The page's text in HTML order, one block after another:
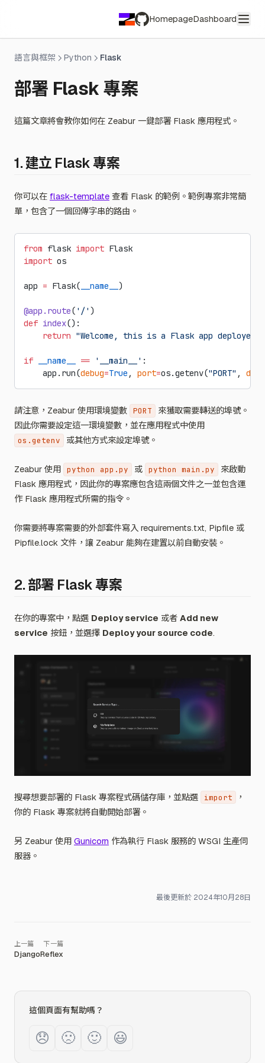
HomepageDashboard
語言與框架 Python Flask
部署 Flask 專案
這篇文章將會教你如何在 Zeabur 一鍵部署 Flask 應用程式。
1. 建立 Flask 專案
你可以在 flask-template 查看 Flask 的範例。範例專案非常簡
單，包含了一個回傳字串的路由。
from flask import Flask
import os
app = Flask( __name__ )
@app.route( '/' )
def index():
    return
"Welcome, this is a Flask app deployed
if __name__ == '__main__' :
    app.run(
debug=True , port=os.getenv("PORT" ,
請注意，Zeabur 使用環境變數 PORT
來獲取需要轉送的埠號。
因此你需要設定這一環境變數，並在應用程式中使用
os.getenv 或其他方式來設定埠號。
Zeabur 使用 python app.py 或 python main.py
來啟動
Flask 應用程式，因此你的專案應包含這兩個文件之一並包含運
作 Flask 應用程式所需的指令。
你需要將專案需要的外部套件寫入 requirements.txt, Pipfile 或
Pipfile.lock 文件，讓 Zeabur 能夠在建置以前自動安裝。
2. 部署 Flask 專案
在你的專案中，點選 Deploy service 或者 Add new
service 按鈕，並選擇 Deploy your source code.
搜尋想要部署的 Flask 專案程式碼儲存庫，並點選 import
，
你的 Flask 專案就將自動開始部署。
另 Zeabur 使用 Gunicorn 作為執行 Flask 服務的 WSGI 生產伺
服器。
最後更新於 2024年10月28日
DjangoReflex
這個頁面有幫助嗎？
😞 🙁 🙂 😃